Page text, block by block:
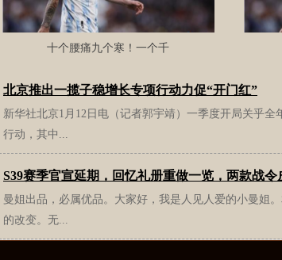
十个腰痛九个寒！一个千
北京推出一揽子稳增长专项行动力促“开门红”
新华社北京1月12日电（记者郭宇靖）一季度开局关乎
行动，其中...
S39赛季官宣延期，回忆礼册重做一览，两款战
曼姐出品，必属优品。大家好，我是人见人爱的小曼姐
的改变。无...